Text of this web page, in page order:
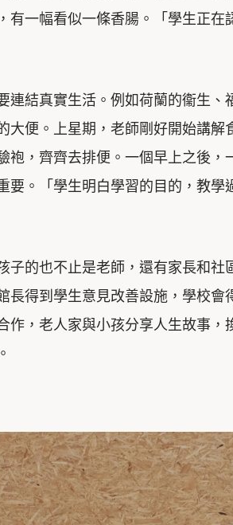
有一幅看似一條香腸。「學生正在
連結真實生活。例如荷蘭的衞生、
大便。上星期，老師剛好開始講解
袍，齊齊去排便。一個早上之後，
。「學生明白學習的目的，教學
子的也不止是老師，還有家長和社
長得到學生意見改善設施，學校會
作，老人家與小孩分享人生故事，